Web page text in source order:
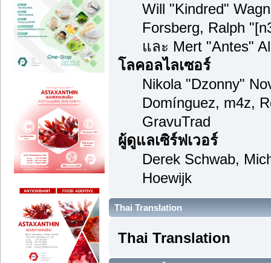
Will "Kindred"
Forsberg, Ralph
และ Mert "Antes"
โลคอลไลเซอร์
Nikola "Dzonny"
Domínguez, m4z,
GravuTrad
ผู้ดูแลเซิร์ฟเวอร์
Derek Schwab,
Hoewijk
Thai Translation
Thai Translation